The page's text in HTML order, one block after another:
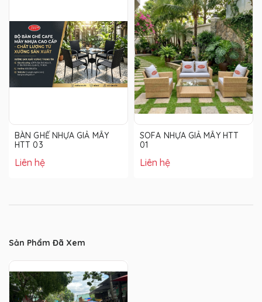
BÀN GHẾ NHỰA GIẢ MÂY
HTT 03
Liên hệ
SOFA NHỰA GIẢ MÂY HTT
01
Liên hệ
Sản Phẩm Đã Xem